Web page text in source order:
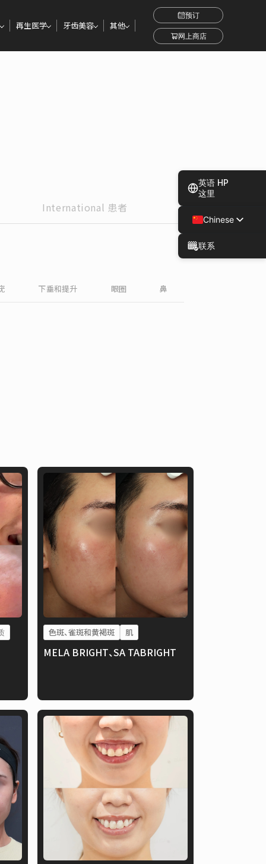
再生医学 牙齿美容 其他
预订
网上商店
International 患者
下垂和提升 眼圈 鼻
色斑、雀斑和黄褐斑 肌
MELA BRIGHT、SA TABRIGHT
英语 HP
这里
Chinese
Spanish
联系